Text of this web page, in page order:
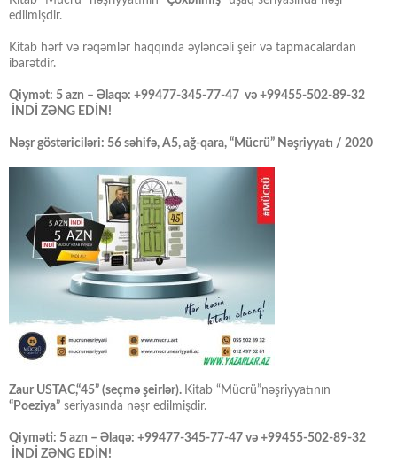
edilmişdir.
Kitab hərf və rəqəmlər haqqında əyləncəli şeir və tapmacalardan
ibarətdir.
Qiymət: 5 azn – Əlaqə: +99477-345-77-47 və +99455-502-89-32
İNDİ ZƏNG EDİN!
Nəşr göstəriciləri: 56 səhifə, A5, ağ-qara, “Mücrü” Nəşriyyatı / 2020
Zaur USTAC,“45” (seçmə şeirlər). Kitab “Mücrü”nəşriyyatının
“Poeziya” seriyasında nəşr edilmişdir.
Qiyməti: 5 azn – Əlaqə: +99477-345-77-47 və +99455-502-89-32
İNDİ ZƏNG EDİN!